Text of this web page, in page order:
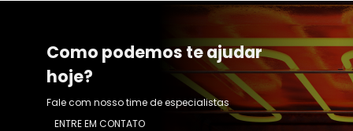
Como podemos te ajudar
hoje?
Fale com nosso time de especialistas
ENTRE EM CONTATO